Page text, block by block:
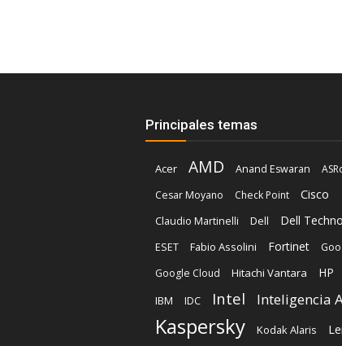
Principales temas
Acer AMD Anand Eswaran
Cesar Moyano
Check Point Cisco
Claudio Martinelli Dell Dell
ESET Fabio Assolini Fortinet
Google Cloud
Hitachi Vantara HP
IBM IDC Intel Inteligencia
Kaspersky Kodak Alaris